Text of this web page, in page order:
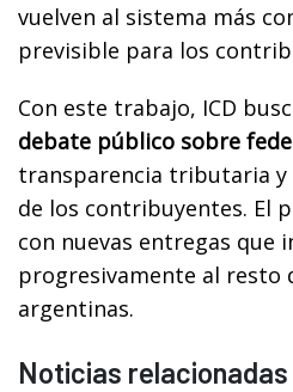
vuelven al sistema más
previsible para los
Con este trabajo, ICD
debate público sobre
transparencia tributaria y
de los contribuyentes. El
con nuevas entregas que
progresivamente al resto
argentinas.
Noticias relacionadas